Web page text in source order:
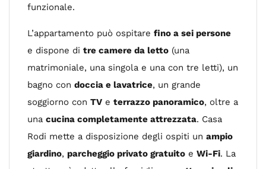
funzionale.
L’appartamento può ospitare fino a sei persone
e dispone di tre camere da letto (una
matrimoniale, una singola e una con tre letti), un
bagno con doccia e lavatrice, un grande
soggiorno con TV e terrazzo panoramico, oltre a
una cucina completamente attrezzata. Casa
Rodi mette a disposizione degli ospiti un ampio
giardino, parcheggio privato gratuito e Wi-Fi. La